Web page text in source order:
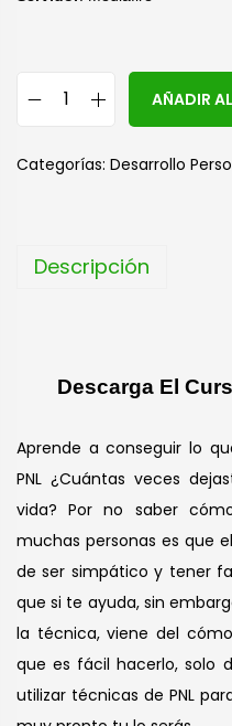
AÑADIR
Categorías: Desarrollo
Descripción
Descarga El
Aprende a conseguir lo
PNL ¿Cuántas veces
vida? Por no saber
muchas personas es que
de ser simpático y tener
que si te ayuda, sin
la técnica, viene del
que es fácil hacerlo, solo
utilizar técnicas de PNL